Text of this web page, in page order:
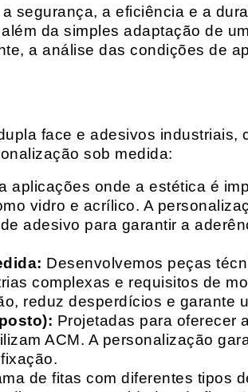
segurança, a eficiência e a
da simples adaptação de
a análise das condições de
face e adesivos industriais,
sob medida:
aplicações onde a estética é
vidro e acrílico. A
adesivo para garantir a
Desenvolvemos peças
complexas e requisitos de
reduz desperdícios e garante
Projetadas para oferecer
ACM. A personalização
de fitas com diferentes tipos